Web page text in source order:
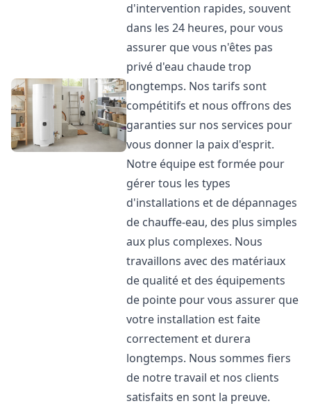
d'intervention rapides, souvent
dans les 24 heures, pour vous
assurer que vous n'êtes pas
privé d'eau chaude trop
longtemps. Nos tarifs sont
compétitifs et nous offrons des
garanties sur nos services pour
vous donner la paix d'esprit.
Notre équipe est formée pour
gérer tous les types
d'installations et de dépannages
de chauffe-eau, des plus simples
aux plus complexes. Nous
travaillons avec des matériaux
de qualité et des équipements
de pointe pour vous assurer que
votre installation est faite
correctement et durera
longtemps. Nous sommes fiers
de notre travail et nos clients
satisfaits en sont la preuve.